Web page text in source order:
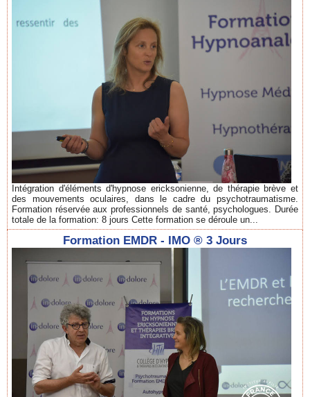
Intégration d'éléments d'hypnose ericksonienne, de thérapie brève et
des mouvements oculaires, dans le cadre du psychotraumatisme.
Formation réservée aux professionnels de santé, psychologues. Durée
totale de la formation: 8 jours Cette formation se déroule un...
Formation EMDR - IMO ® 3 Jours